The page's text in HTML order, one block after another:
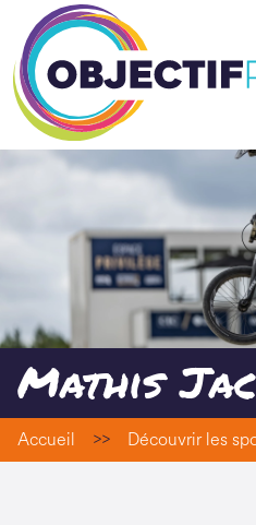
Mathis
Accueil >> Découvrir les